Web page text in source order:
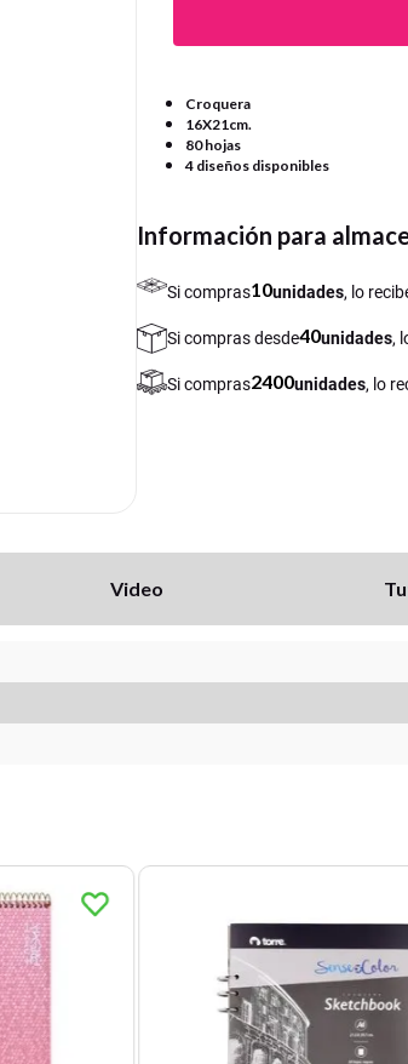
Croquera
16X21cm.
80 hojas
4 diseños disponibles
Información para
Si compras10unidades, lo
Si compras desde40unidades,
Si compras2400unidades, lo
Video